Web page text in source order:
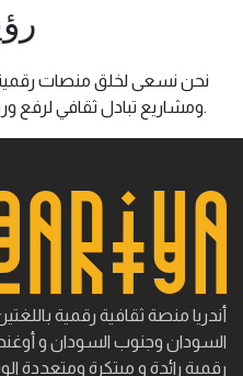
نحن نسعى لخلق منصات رقمية
ومشاريع تبادل ثقافي لرفع وربط الأفارقة عبر القارة والشتات.
أندريا منصة ثقافية رقمية
السودان وجنوب السودان و
رقمية رائدة و مبتكرة ومتعددة